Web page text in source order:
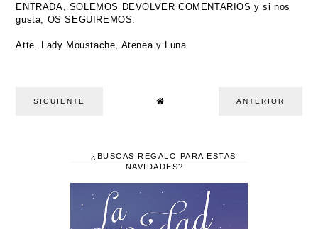
ENTRADA, SOLEMOS DEVOLVER COMENTARIOS y si nos
gusta, OS SEGUIREMOS.
Atte. Lady Moustache, Atenea y Luna
SIGUIENTE ANTERIOR
¿BUSCAS REGALO PARA ESTAS
NAVIDADES?